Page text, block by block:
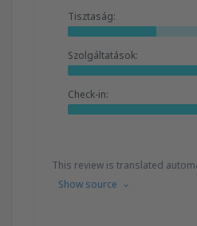
Tisztaság:
Szolgáltatások:
Check-in:
This review is translated
Show source